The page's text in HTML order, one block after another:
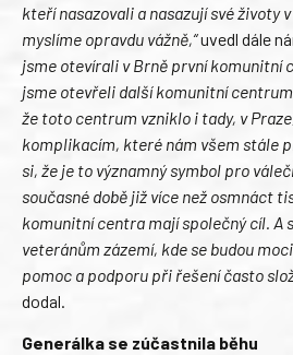
kteří nasazovali a nasazují své životy
myslíme opravdu vážně,“uvedl dále
jsme otevírali v Brně první komunitní
jsme otevřeli další komunitní
že toto centrum vzniklo i tady, v
komplikacím, které nám všem stále
si, že je to významný symbol pro
současné době již více než osmnáct
komunitní centra mají společný cíl. A
veteránům zázemí, kde se budou
pomoc a podporu při řešení často
dodal.
Generálka se zúčastnila běhu